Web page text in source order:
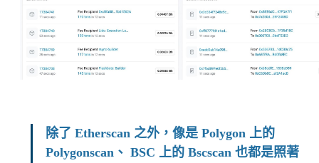
除了 Etherscan 之外，像是 Polygon 上的
Polygonscan、 BSC 上的 Bscscan 也都是照著